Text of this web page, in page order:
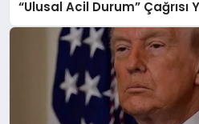
“Ulusal Acil Durum” Çağrısı
Harekete Geçti